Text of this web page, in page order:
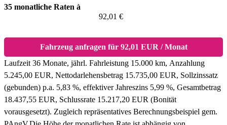
35 monatliche Raten à
92,01 €
Fahrzeug anfragen für 92,01 EUR / Monat
Laufzeit 36 Monate, jährl. Fahrleistung 15.000 km, Anzahlung
5.245,00 EUR, Nettodarlehensbetrag 15.735,00 EUR, Sollzinssatz
(gebunden) p.a. 5,83 %, effektiver Jahreszins 5,99 %, Gesamtbetrag
18.437,55 EUR, Schlussrate 15.217,20 EUR (Bonität
vorausgesetzt). Zugleich repräsentatives Berechnungsbeispiel gem.